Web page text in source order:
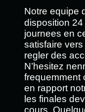
Notre equipe
disposition
journees en
satisfaire vers
regler des
N’hesitez
frequemment
en rapport
les finales
cours.